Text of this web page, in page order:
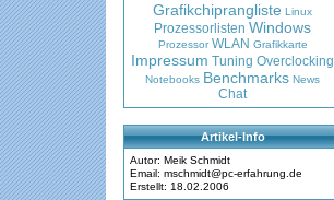
Grafikchiprangliste Linux
Prozessorlisten Windows
Prozessor WLAN Grafikkarte
Impressum Tuning Overclocking
Notebooks Benchmarks News
Chat
Artikel-Info
Autor: Meik Schmidt
Email: mschmidt@pc-erfahrung.de
Erstellt: 18.02.2006